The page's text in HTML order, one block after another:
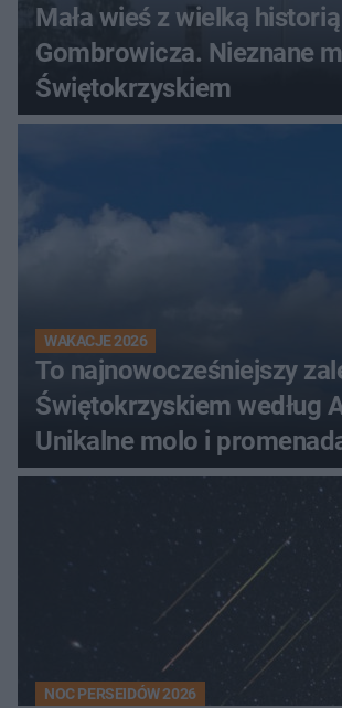
Mała wieś z wielką
Gombrowicza. Nieznane
Świętokrzyskiem
WAKACJE 2026
To najnowocześniejszy
Świętokrzyskiem według
Unikalne molo i
NOC PERSEIDÓW 2026